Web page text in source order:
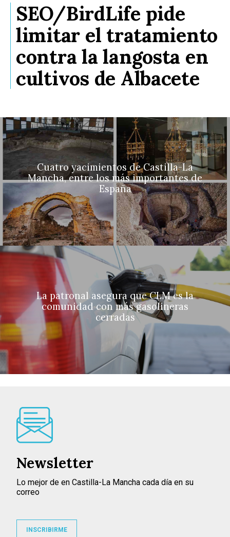
SEO/BirdLife pide
limitar el tratamiento
contra la langosta en
cultivos de Albacete
Cuatro yacimientos de Castilla-La
Mancha, entre los más importantes de
España
La patronal asegura que CLM es la
comunidad con más gasolineras
cerradas
Newsletter
Lo mejor de en Castilla-La Mancha cada día en su
correo
INSCRIBIRME